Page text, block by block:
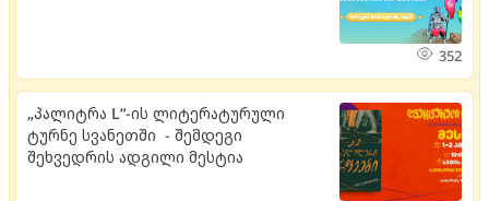
352
„პალიტრა L“-ის ლიტერატურული
ტურნე სვანეთში - შემდეგი
შეხვედრის ადგილი მესტია